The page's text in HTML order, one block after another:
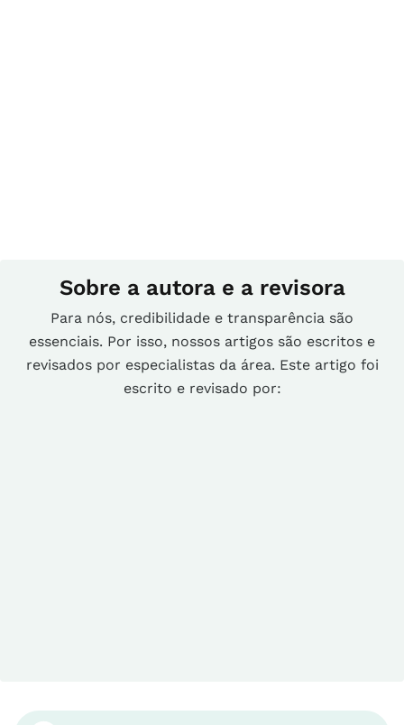
Sobre a autora e a revisora
Para nós, credibilidade e transparência são
essenciais. Por isso, nossos artigos são escritos e
revisados por especialistas da área. Este artigo foi
escrito e revisado por: